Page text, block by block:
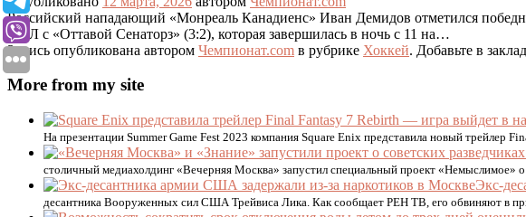
Российский нападающий «Монреаль Канадиенс» Иван Демидов отметился
НХЛ с «Оттавой Сенаторз» (3:2), которая завершилась в ночь с 11 на…
Запись опубликована автором Чемпионат.com в рубрике Хоккей. Добавьте в
More from my site
На презентации Summer Game Fest 2023 компания Square Enix представила новый
столичный медиахолдинг «Вечерняя Москва» запустил специальный проект
Экс-
десантника Вооруженных сил США Трейвиса Лика. Как сообщает РЕН ТВ, его обвиняют в